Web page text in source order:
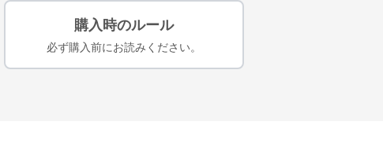
購入時のルール
必ず購入前にお読みください。